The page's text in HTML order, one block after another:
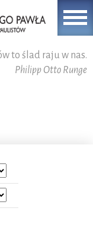
to ślad raju w nas.
Philipp Otto Runge